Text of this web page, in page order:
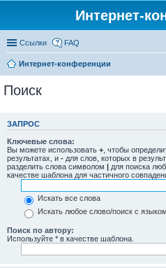
Интернет-
Ссылки FAQ
Интернет-конференции
Поиск
ЗАПРОС
Ключевые слова:
Вы можете использовать + , чтобы
результатах, и - для слов, которых в
разделить слова символом | для поиска
качестве шаблона для частичного
Искать все слова
Искать любое слово/поиск с
Поиск по автору:
Используйте * в качестве шаблона.